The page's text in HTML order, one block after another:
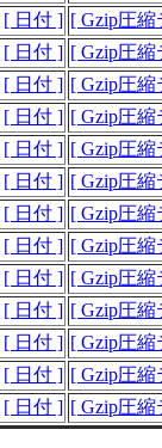
[ 日付 ] [ Gzip圧
[ 日付 ] [ Gzip圧
[ 日付 ] [ Gzip圧
[ 日付 ] [ Gzip圧
[ 日付 ] [ Gzip圧
[ 日付 ] [ Gzip圧
[ 日付 ] [ Gzip圧
[ 日付 ] [ Gzip圧
[ 日付 ] [ Gzip圧
[ 日付 ] [ Gzip圧
[ 日付 ] [ Gzip圧
[ 日付 ] [ Gzip圧
[ 日付 ] [ Gzip圧